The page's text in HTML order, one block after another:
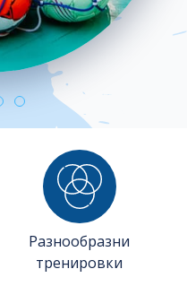
Разнообразни
тренировки